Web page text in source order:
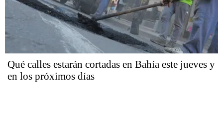
Qué calles estarán cortadas en Bahía este jueves y
en los próximos días